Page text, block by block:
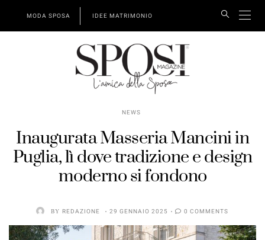
MODA SPOSA IDEE MATRIMONIO
NEWS
Inaugurata Masseria Mancini in
Puglia, lì dove tradizione e design
moderno si fondono
BY REDAZIONE 29 GENNAIO 2025 0 COMMENTS